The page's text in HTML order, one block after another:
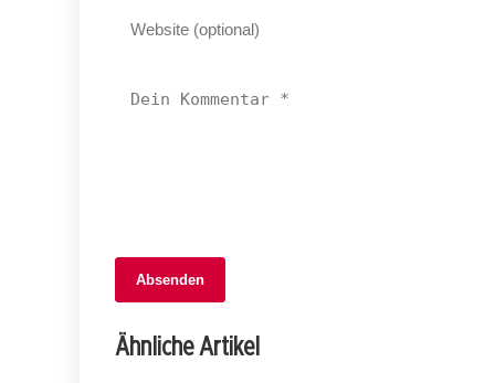
Absenden
Ähnliche Artikel
06. Februar 2026
Drama auf der A12: Mehrere Unfälle nach